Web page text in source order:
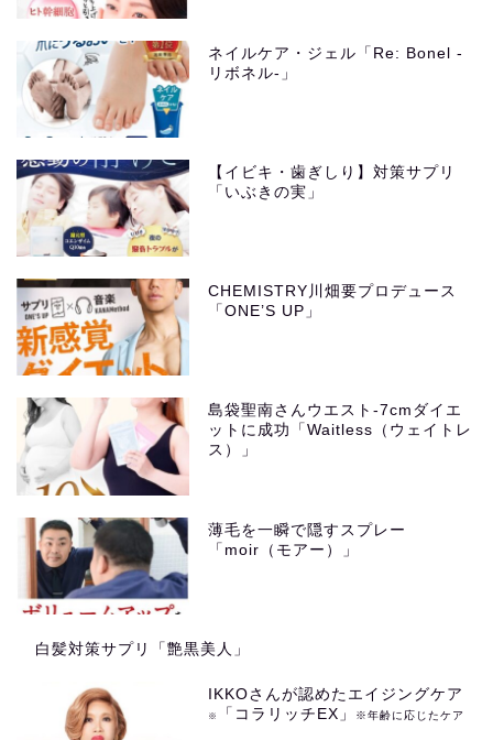
ネイルケア・ジェル「Re: Bonel -
リボネル-」
【イビキ・歯ぎしり】対策サプリ
「いぶきの実」
CHEMISTRY川畑要プロデュース
「ONE’S UP」
島袋聖南さんウエスト-7cmダイエ
ットに成功「Waitless（ウェイトレ
ス）」
薄毛を一瞬で隠すスプレー
「moir（モアー）」
白髪対策サプリ「艶黒美人」
IKKOさんが認めたエイジングケア
※ 「コラリッチEX」 ※年齢に応じたケア